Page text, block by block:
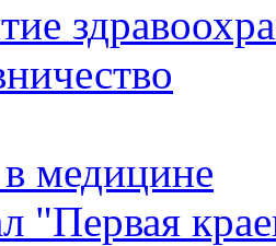
медицине
"Первая